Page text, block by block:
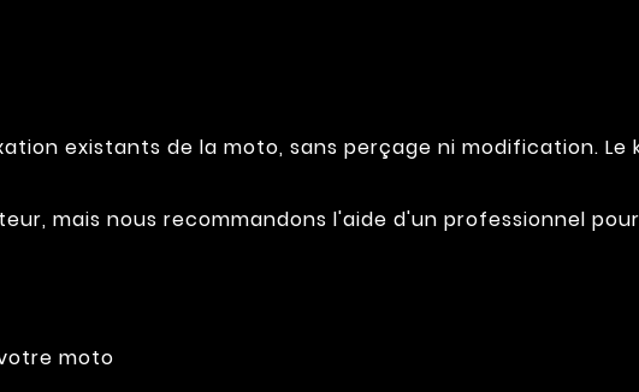
existants de la moto, sans perçage ni modification. Le
mais nous recommandons l'aide d'un professionnel
moto